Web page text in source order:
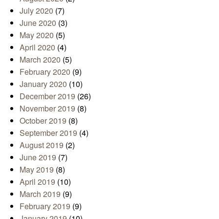
July 2020 (7)
June 2020 (3)
May 2020 (5)
April 2020 (4)
March 2020 (5)
February 2020 (9)
January 2020 (10)
December 2019 (26)
November 2019 (8)
October 2019 (8)
September 2019 (4)
August 2019 (2)
June 2019 (7)
May 2019 (8)
April 2019 (10)
March 2019 (9)
February 2019 (9)